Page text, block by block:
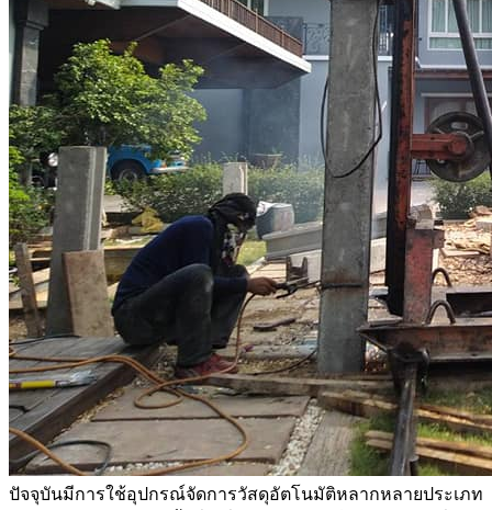
ปัจจุบันมีการใช้อุปกรณ์จัดการวัสดุอัตโนมัติหลากหลายประเภท